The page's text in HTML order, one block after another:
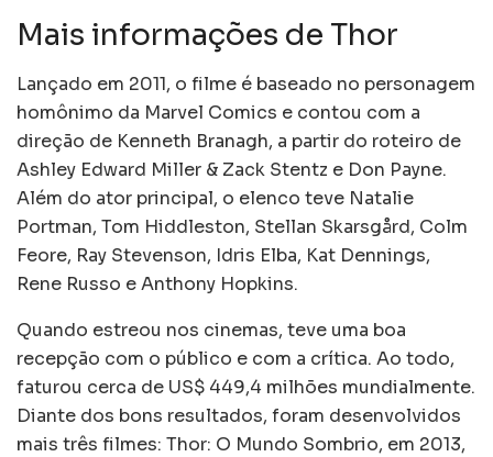
Mais informações de Thor
Lançado em 2011, o filme é baseado no personagem
homônimo da Marvel Comics e contou com a
direção de Kenneth Branagh, a partir do roteiro de
Ashley Edward Miller & Zack Stentz e Don Payne.
Além do ator principal, o elenco teve Natalie
Portman, Tom Hiddleston, Stellan Skarsgård, Colm
Feore, Ray Stevenson, Idris Elba, Kat Dennings,
Rene Russo e Anthony Hopkins.
Quando estreou nos cinemas, teve uma boa
recepção com o público e com a crítica. Ao todo,
faturou cerca de US$ 449,4 milhões mundialmente.
Diante dos bons resultados, foram desenvolvidos
mais três filmes: Thor: O Mundo Sombrio, em 2013,